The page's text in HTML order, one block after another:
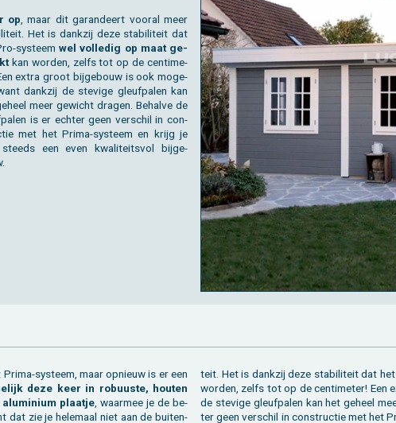
op, maar dit ga­ran­deert voor­al meer
Het is dank­zij deze sta­bi­li­teit dat
sys­teem wel vol­le­dig op maat ge­
kan wor­den, zelfs tot op de cen­ti­me­
extra groot bij­ge­bouw is ook mo­ge­
dank­zij de ste­vi­ge gleuf­pa­len kan
meer ge­wicht dra­gen. Be­hal­ve de
is er ech­ter geen ver­schil in con­
met het Prima-sys­teem en krijg je
een even kwa­li­teits­vol bij­ge­
sys­teem, maar op­nieuw is er een
deze keer in ro­buus­te, hou­ten
alu­mi­ni­um plaat­je, waar­mee je de be­
dat zie je he­le­maal niet aan de bui­ten­
teit. Het is dank­zij deze sta­bi­li­teit dat
wor­den, zelfs tot op de cen­ti­me­ter! Een
de ste­vi­ge gleuf­pa­len kan het ge­heel
ter geen ver­schil in con­struc­tie met het